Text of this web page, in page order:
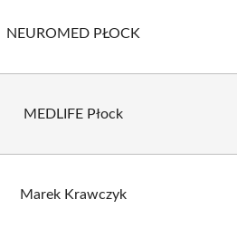
NEUROMED PŁOCK
MEDLIFE Płock
Marek Krawczyk